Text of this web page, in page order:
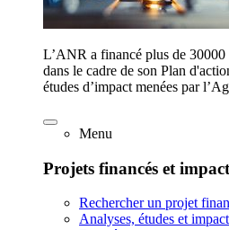
L’ANR a financé plus de 30000
dans le cadre de son Plan
études d’impact menées par
Menu
Projets financés et impact
Rechercher un projet
Analyses, études et impact